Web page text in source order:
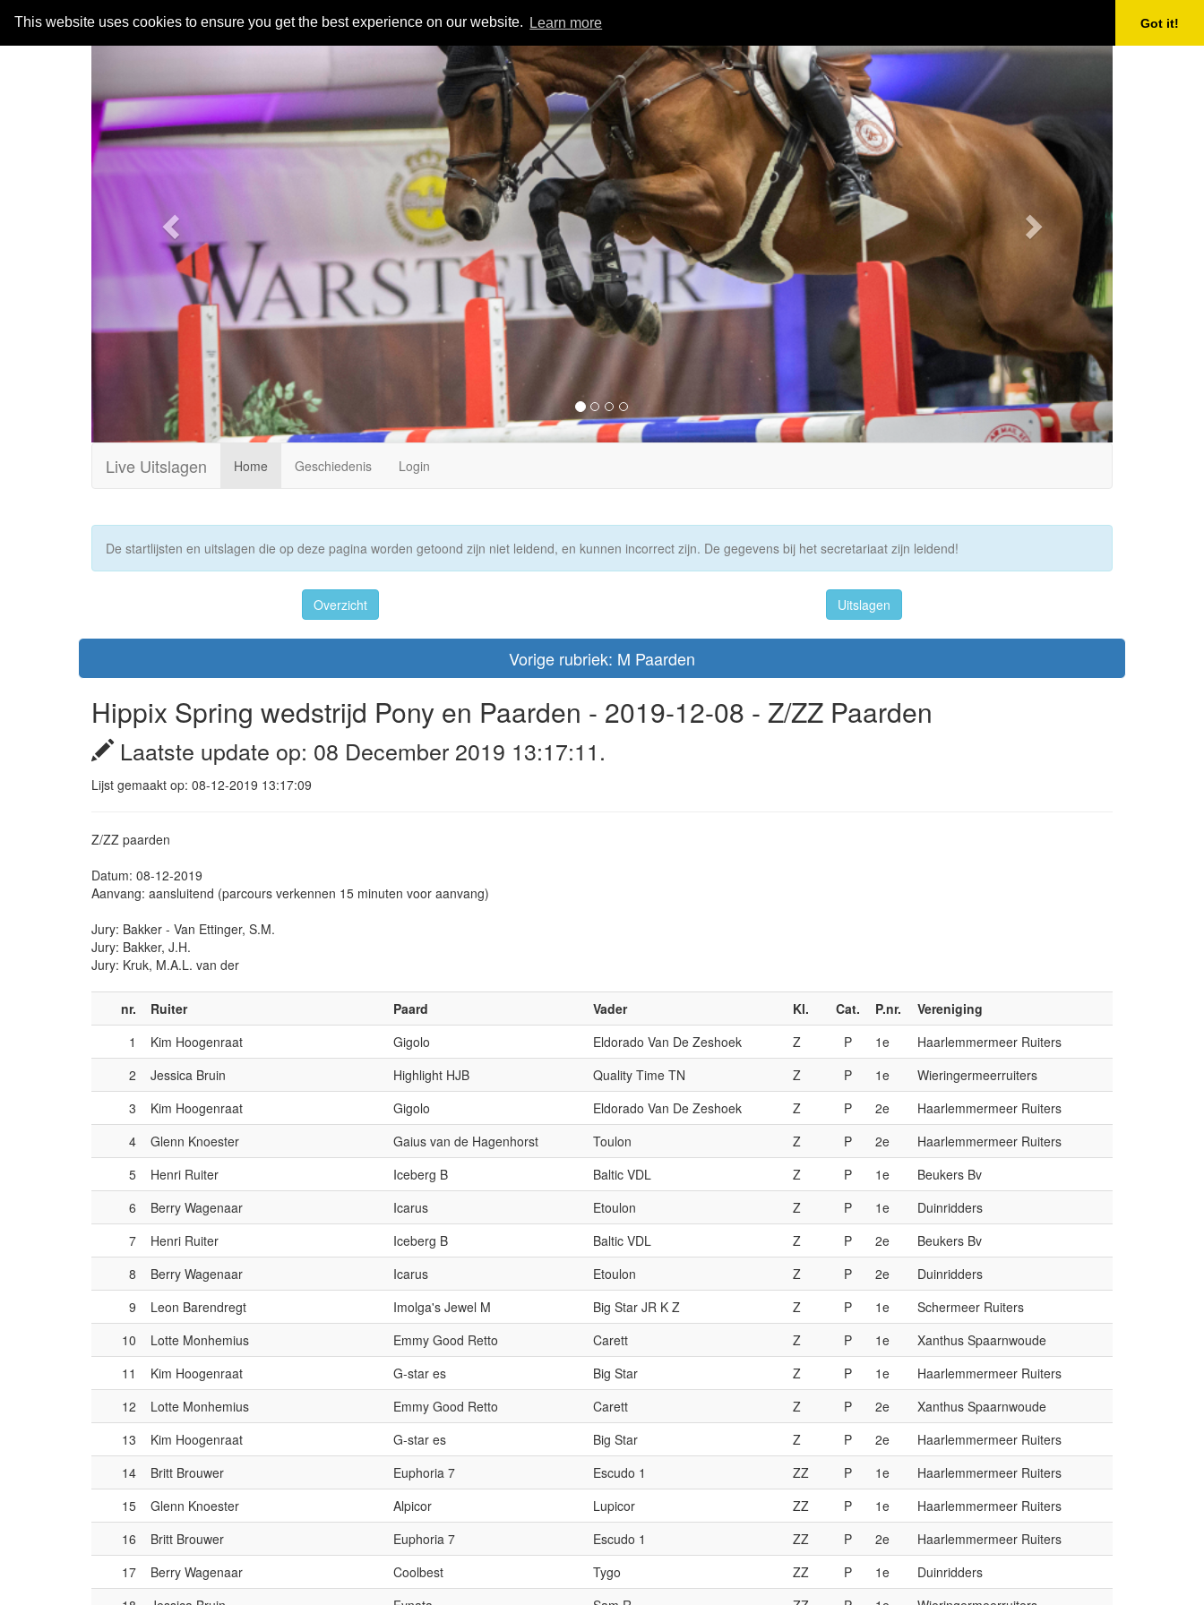
This website uses cookies to ensure you get the best experience on our website. Learn more Got it!
Previous
Live Uitslagen Home Geschiedenis Login
De startlijsten en uitslagen die op deze pagina worden getoond zijn niet leidend, en kunnen incorrect zijn. De gegevens bij het secretariaat zijn leidend!
Overzicht Uitslagen
Vorige rubriek: M Paarden
Hippix Spring wedstrijd Pony en Paarden - 2019-12-08 - Z/ZZ Paarden
Laatste update op: 08 December 2019 13:17:11.
Lijst gemaakt op: 08-12-2019 13:17:09
Z/ZZ paarden
Datum: 08-12-2019
Aanvang: aansluitend (parcours verkennen 15 minuten voor aanvang)
Jury: Bakker - Van Ettinger, S.M.
Jury: Bakker, J.H.
Jury: Kruk, M.A.L. van der
nr. Ruiter Paard Vader Kl. Cat. P.nr.
Vereniging
1
Kim Hoogenraat Gigolo Eldorado Van De Zeshoek Z P 1e
Haarlemmermeer Ruiters
2
Jessica Bruin Highlight HJB Quality Time TN Z P 1e
Wieringermeerruiters
3
Kim Hoogenraat Gigolo Eldorado Van De Zeshoek Z P 2e
Haarlemmermeer Ruiters
4
Glenn Knoester Gaius van de Hagenhorst Toulon Z P 2e
Haarlemmermeer Ruiters
5
Henri Ruiter Iceberg B Baltic VDL Z P 1e
Beukers Bv
6
Berry Wagenaar Icarus Etoulon Z P 1e
Duinridders
7
Henri Ruiter Iceberg B Baltic VDL Z P 2e
Beukers Bv
8
Berry Wagenaar Icarus Etoulon Z P 2e
Duinridders
9
Leon Barendregt Imolga's Jewel M Big Star JR K Z Z P 1e
Schermeer Ruiters
10
Lotte Monhemius Emmy Good Retto Carett Z P 1e
Xanthus Spaarnwoude
11
Kim Hoogenraat G-star es Big Star Z P 1e
Haarlemmermeer Ruiters
12
Lotte Monhemius Emmy Good Retto Carett Z P 2e
Xanthus Spaarnwoude
13
Kim Hoogenraat G-star es Big Star Z P 2e
Haarlemmermeer Ruiters
14
Britt Brouwer Euphoria 7 Escudo 1 ZZ P 1e
Haarlemmermeer Ruiters
15
Glenn Knoester Alpicor Lupicor ZZ P 1e
Haarlemmermeer Ruiters
16
Britt Brouwer Euphoria 7 Escudo 1 ZZ P 2e
Haarlemmermeer Ruiters
17
Berry Wagenaar Coolbest Tygo ZZ P 1e
Duinridders